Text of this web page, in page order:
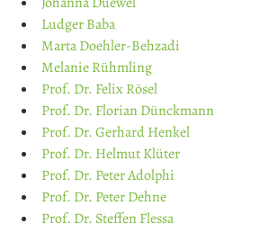
Ludger Baba
Marta Doehler-Behzadi
Melanie Rühmling
Prof. Dr. Felix Rösel
Prof. Dr. Florian Dünckmann
Prof. Dr. Gerhard Henkel
Prof. Dr. Helmut Klüter
Prof. Dr. Peter Adolphi
Prof. Dr. Peter Dehne
Prof. Dr. Steffen Flessa